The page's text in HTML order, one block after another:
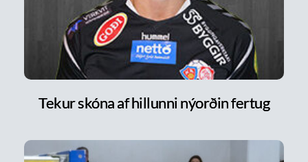
Tekur skóna af hillunni nýorðin fertug